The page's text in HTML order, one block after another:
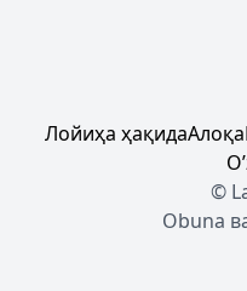
Лойиҳа ҳақидаАлоқа
©
Obuna